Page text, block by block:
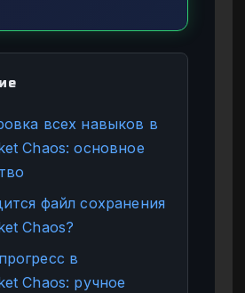
всех навыков в
Chaos: основное
файл сохранения
Chaos?
в
Chaos: ручное